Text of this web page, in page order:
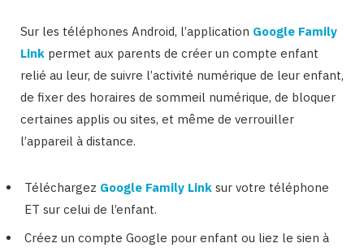
Sur les téléphones Android, l’application Google Family
Link permet aux parents de créer un compte enfant
relié au leur, de suivre l’activité numérique de leur enfant,
de fixer des horaires de sommeil numérique, de bloquer
certaines applis ou sites, et même de verrouiller
l’appareil à distance.
Téléchargez Google Family Link sur votre téléphone
ET sur celui de l’enfant.
Créez un compte Google pour enfant ou liez le sien à